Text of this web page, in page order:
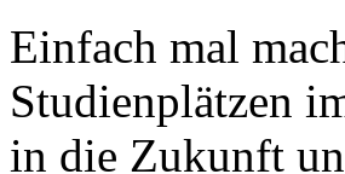
Einfach mal
Studienplätzen
in die Zukunft